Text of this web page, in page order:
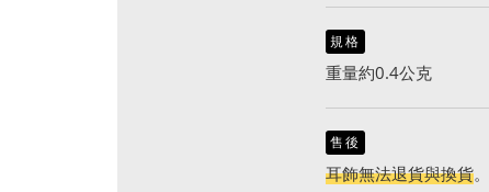
規格
重量約0.4公克
售後
耳飾無法退貨與換貨。